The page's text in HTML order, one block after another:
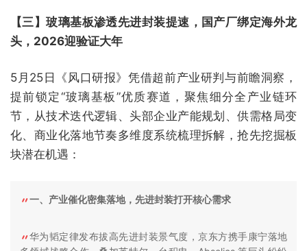
【三】玻璃基板渗透先进封装提速，国产厂绑定海外龙
头，2026迎验证大年
5月25日《风口研报》凭借超前产业研判与前瞻洞察，
提前锁定“玻璃基板”优质赛道，聚焦细分全产业链环
节，从技术迭代逻辑、头部企业产能规划、供需格局变
化、商业化落地节奏多维度系统梳理拆解，抢先挖掘板
块潜在机遇：
一、产业催化密集落地，先进封装打开核心需求
华为韬定律发布拔高先进封装景气度，京东方携手康宁落地